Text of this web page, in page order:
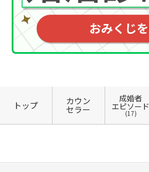
トップ カウン
セラー
成婚者
エピソード
(17)